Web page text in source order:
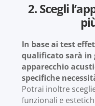
2. Scegli
In base ai test
qualificato sarà in
apparecchio
specifiche
Potrai inoltre
funzionali e